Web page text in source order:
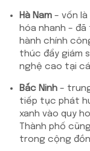
Hà Nam – vốn
hóa nhanh –
hành chính
thúc đẩy giám
nghệ cao tại
Bắc Ninh –
tiếp tục phát
xanh vào quy
Thành phố
trong cộng